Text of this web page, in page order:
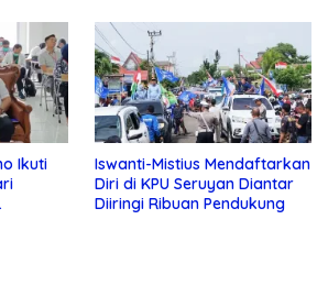
Ikuti
Iswanti-Mistius Mendaftarkan
Diri di KPU Seruyan Diantar
Diiringi Ribuan Pendukung